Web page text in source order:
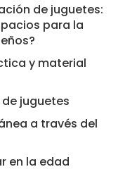
de juguetes:
para la
y material
juguetes
a través del
en la edad